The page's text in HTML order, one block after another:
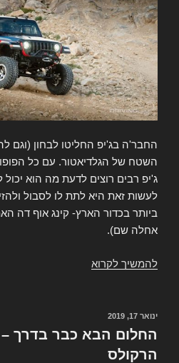
החבר'ה בג'יפ החליטו לבחון (וגם
השטח של הגלדיאטור. עם כל
ג'יפ רבים רוצים לדעת מה הוא
לעשות זאת היא לתת לו לסבול
ביותר בכדור הארץ- קינג אוף דה
אחלה שם).
להמשיך לקרוא
פורסם
ינואר 17, 2019
החלום הבא כבר בדרך –
הרקולס